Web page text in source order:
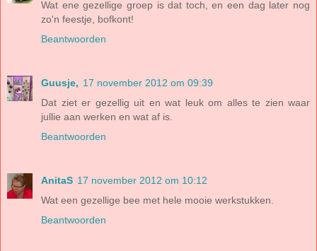
Wat ene gezellige groep is dat toch, en een dag later nog
zo'n feestje, bofkont!
Beantwoorden
Guusje, 17 november 2012 om 09:39
Dat ziet er gezellig uit en wat leuk om alles te zien waar
jullie aan werken en wat af is.
Beantwoorden
AnitaS 17 november 2012 om 10:12
Wat een gezellige bee met hele mooie werkstukken.
Beantwoorden